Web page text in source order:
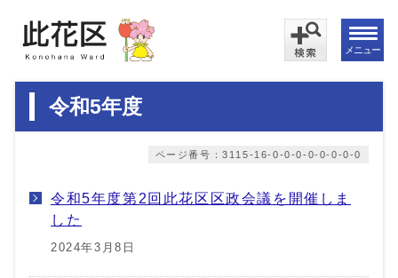
メニュー
令和5年度
ページ番号：3115-16-0-0-0-0-0-0-0-0
令和5年度第2回此花区区政会議を開催しま
した
2024年3月8日